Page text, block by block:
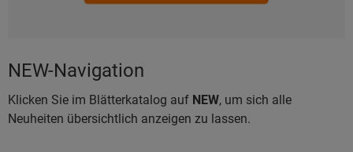
NEW-Navigation
Klicken Sie im Blätterkatalog auf NEW, um sich alle
Neuheiten übersichtlich anzeigen zu lassen.